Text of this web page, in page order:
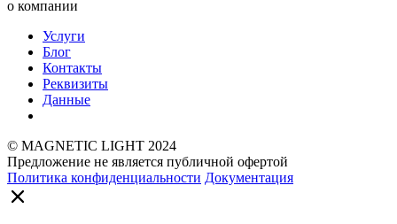
о компании
Услуги
Блог
Контакты
Реквизиты
Данные
© MAGNETIC LIGHT 2024
Предложение не является публичной офертой
Политика конфиденциальности Документация